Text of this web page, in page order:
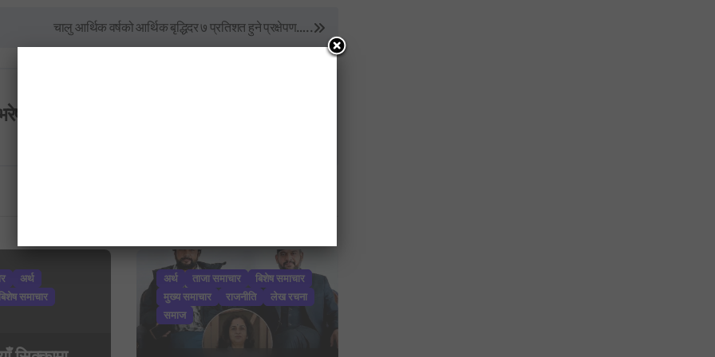
चालु आर्थिक वर्षको आर्थिक बृद्धिदर ७ प्रतिशत हुने प्रक्षेपण…..
अन्लाईन खबर
अर्थ
समाचार
अर्थ ताजा समाचार
बिशेष समाचार
मुख्य समाचार
राजनीति
लेख रचना
समाज